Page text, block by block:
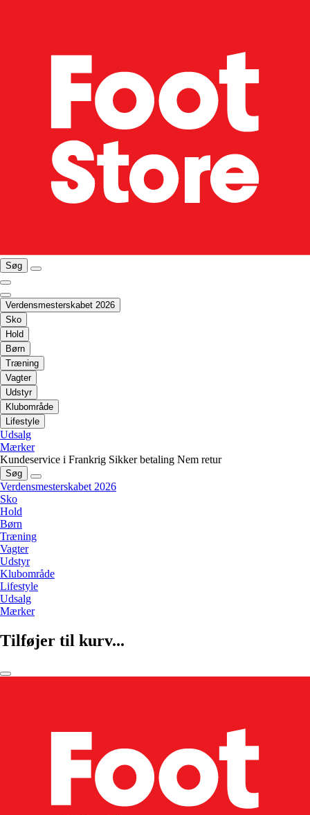
Søg
Verdensmesterskabet 2026
Sko
Hold
Børn
Træning
Vagter
Udstyr
Klubområde
Lifestyle
Udsalg
Mærker
Kundeservice i Frankrig Sikker betaling Nem retur
Søg
Verdensmesterskabet 2026
Sko
Hold
Børn
Træning
Vagter
Udstyr
Klubområde
Lifestyle
Udsalg
Mærker
Tilføjer til kurv...